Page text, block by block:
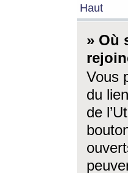
Haut
» Où
Vous
du
de